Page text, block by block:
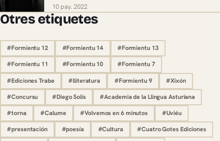
10 pay. 2022
Otres etiquetes
#Formientu 12 #Formientu 14 #Formientu 13
#Formientu 11 #Formientu 10 #Formientu 7
#Ediciones Trabe #lliteratura #Formientu 9 #Xixón
#Concursu #Diego Solís #Academia de la Llingua Asturiana
#torna #Calume #Volvemos en 6 minutos #Uviéu
#presentación #poesía #Cultura #Cuatro Gotes Ediciones